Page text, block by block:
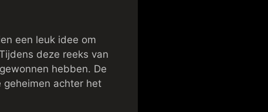
een leuk idee om
deze reeks van
hebben. De
achter het